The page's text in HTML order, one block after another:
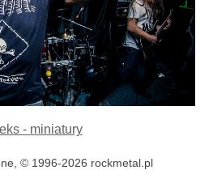
- miniatury
© 1996-2026 rockmetal.pl